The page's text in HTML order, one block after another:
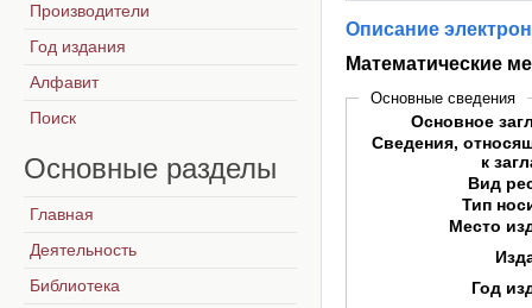
Описание
Математические
Основные сведения
Основное
Сведения,
к
Вид
Тип
Место
Год
Производители
Год издания
Алфавит
Поиск
Основные разделы
Главная
Деятельность
Библиотека